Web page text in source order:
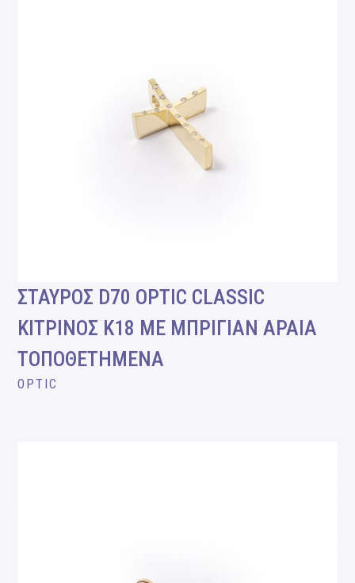
ΣΤΑΥΡΟΣ D70 OPTIC CLASSIC
ΚΙΤΡΙΝΟΣ Κ18 ΜΕ ΜΠΡΙΓΙΑΝ ΑΡΑΙΑ
ΤΟΠΟΘΕΤΗΜΕΝΑ
OPTIC